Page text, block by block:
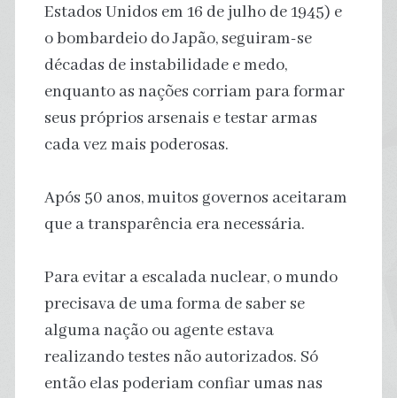
Estados Unidos em 16 de julho de 1945) e
o bombardeio do Japão, seguiram-se
décadas de instabilidade e medo,
enquanto as nações corriam para formar
seus próprios arsenais e testar armas
cada vez mais poderosas.
Após 50 anos, muitos governos aceitaram
que a transparência era necessária.
Para evitar a escalada nuclear, o mundo
precisava de uma forma de saber se
alguma nação ou agente estava
realizando testes não autorizados. Só
então elas poderiam confiar umas nas